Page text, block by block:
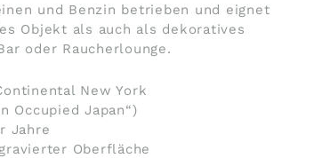
und Benzin betrieben und eignet
Objekt als auch als dekoratives
oder Raucherlounge.
New York
Occupied Japan“)
Jahre
Oberfläche